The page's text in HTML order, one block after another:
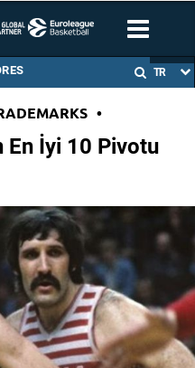
TR
•
En İyi 10 Pivotu